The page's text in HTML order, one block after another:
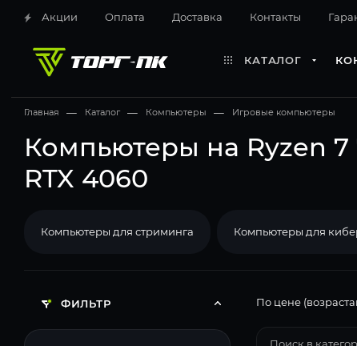
Акции Оплата Доставка Контакты
КАТАЛОГ
Главная — Каталог — Компьютеры — Игровые компьютеры
Компьютеры на Ryzen 7
RTX 4060
Компьютеры для стриминга Компьютеры для
По цене
ФИЛЬТР